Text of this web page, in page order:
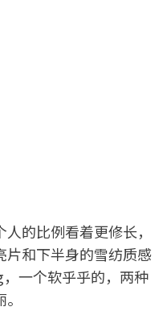
的比例看着更修长，
片和下半身的雪纺质感
一个软乎乎的，两种